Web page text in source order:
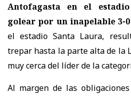
Antofagasta en el
golear por un inapelable 3-
el estadio Santa Laura,
trepar hasta la parte alta de la
muy cerca del líder de la
Al margen de las